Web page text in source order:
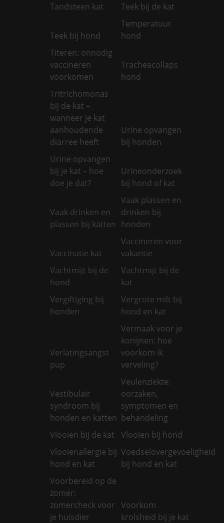
Tandsteen kat
Teek bij de kat
Teek bij hond
Temperatuur
hond
Titeren: onnodig
vaccineren
voorkomen
Tracheacollaps
hond
Tritrichomonas
bij de kat –
wanneer je kat
aanhoudende
diarree heeft
Urine opvangen
bij honden
Urine opvangen
bij je kat – hoe
doe je dat?
Urineonderzoek
bij hond of kat
Vaak drinken en
plassen bij katten
Vaak plassen en
drinken bij
honden
Vaccinatie kat
Vaccineren voor
vakantie
Vachtmijt bij de
hond
Vachtmijt bij de
kat
Vergiftiging bij
honden
Vergrote milt bij
hond en kat
Verlatingsangst
pup
Vermaak voor je
konijnen: hoe
voorkom ik
verveling?
Vestibulair
syndroom bij
honden en katten
Veulenziekte:
oorzaken,
symptomen en
behandeling
Vlooien bij de kat
Vlooien bij hond
Vlooienallergie bij
hond en kat
Voedselovergevoeligheid
bij hond en kat
Voorbereid op de
zomer:
zomercheck voor
je huisdier
Voorkom
krolsheid bij je kat